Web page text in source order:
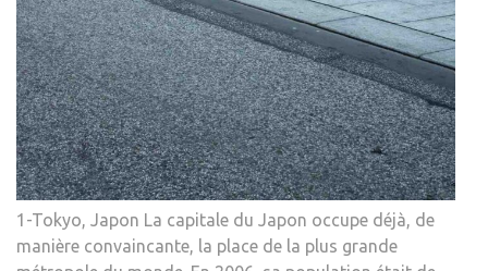
1-Tokyo, Japon La capitale du Japon occupe déjà, de
manière convaincante, la place de la plus grande